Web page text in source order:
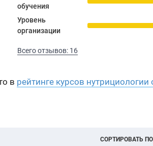
обучения
Уровень
организации
Всего отзывов: 16
в рейтинге курсов нутрициологии
СОРТИРОВАТЬ